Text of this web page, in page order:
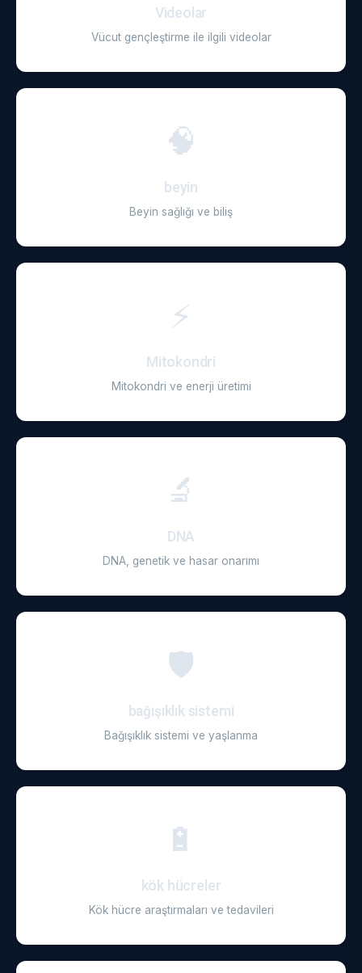
Videolar
Vücut gençleştirme ile ilgili videolar
🧠
beyin
Beyin sağlığı ve biliş
⚡
Mitokondri
Mitokondri ve enerji üretimi
🔬
DNA
DNA, genetik ve hasar onarımı
🛡️
bağışıklık sistemi
Bağışıklık sistemi ve yaşlanma
🔋
kök hücreler
Kök hücre araştırmaları ve tedavileri